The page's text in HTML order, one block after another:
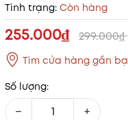
Tình trạng: Còn hàng
255.000₫ 299.000₫
Tìm cửa hàng gần
Số lượng:
− +